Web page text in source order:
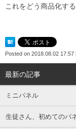
これをどう商品化す
Posted on 2018.08.02 17:57
最新の記事
ミニパネル
生徒さん、初めてのパ